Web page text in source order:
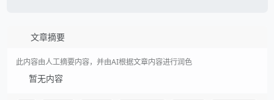
文章摘要
此内容由人工摘要内容，并由AI根据文章内容进行润色
暂无内容